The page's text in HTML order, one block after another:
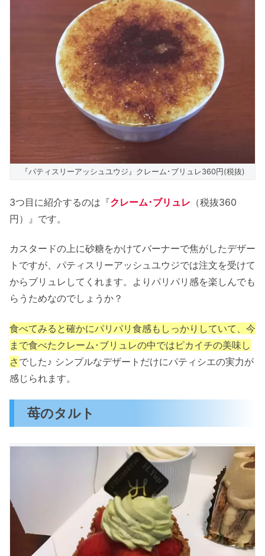
『パティスリーアッシュユウジ』クレーム･ブリュレ360円(税抜)
3つ目に紹介するのは『クレーム･ブリュレ （税抜360
円）』です。
カスタードの上に砂糖をかけてバーナーで焦がしたデザー
トですが、パティスリーアッシュユウジでは注文を受けて
からブリュレしてくれます。よりパリパリ感を楽しんでも
らうためなのでしょうか？
食べてみると確かにパリパリ食感もしっかりしていて、今
まで食べたクレーム･ブリュレの中ではピカイチの美味し
さ でした♪ シンプルなデザートだけにパティシエの実力が
感じられます。
苺のタルト